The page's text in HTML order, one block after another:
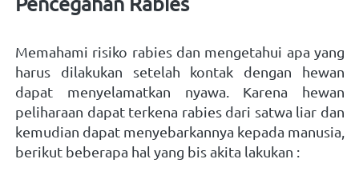
Memahami risiko rabies dan mengetahui apa yang
harus dilakukan setelah kontak dengan hewan
dapat menyelamatkan nyawa. Karena hewan
peliharaan dapat terkena rabies dari satwa liar dan
kemudian dapat menyebarkannya kepada manusia,
berikut beberapa hal yang bis akita lakukan :